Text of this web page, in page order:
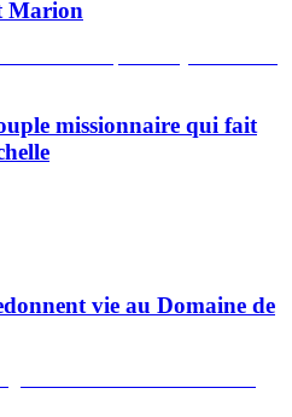
Marion
missionnaire qui fait
vie au Domaine de